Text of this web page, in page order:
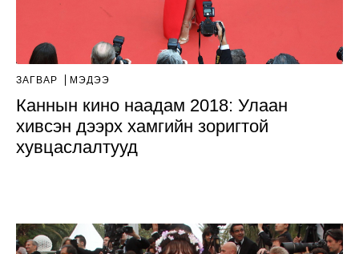
ЗАГВАР МЭДЭЭ
Каннын кино наадам 2018: Улаан
хивсэн дээрх хамгийн зоригтой
хувцаслалтууд